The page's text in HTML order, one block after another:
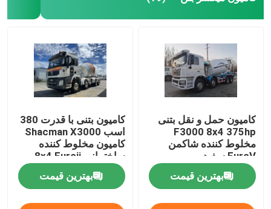
کامیون حمل و نقل بتنی
F3000 8x4 375hp
مخلوط کننده شاکمن
EuroV سفید
بهترین قیمت
کامیون بتنی با قدرت 380
اسب Shacman X3000
کامیون مخلوط کننده
ساختمانی 8x4 Euroii
بهترین قیمت